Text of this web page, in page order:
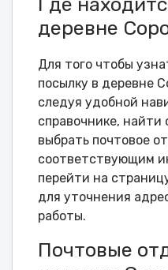
деревне
Для того чтобы
посылку в деревне
следуя удобной
справочнике, найти
выбрать почтовое
соответствующим
перейти на
для уточнения
работы.
Почтовые